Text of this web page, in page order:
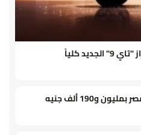
كلياً
و190 ألف جنيه